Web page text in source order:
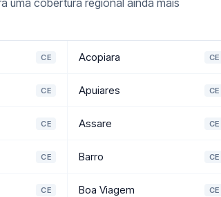
uma cobertura regional ainda mais
CE Acopiara CE
CE Apuiares CE
CE Assare CE
CE Barro CE
CE Boa Viagem CE